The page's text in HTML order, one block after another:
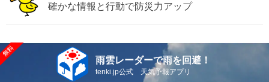
確かな情報と行動で防災力アップ
雨雲レーダーで雨を回避！
tenki.jp公式 天気予報アプリ